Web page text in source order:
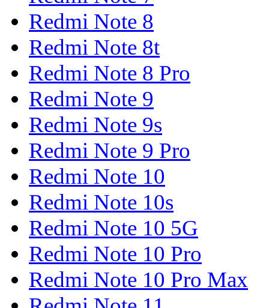
Redmi Note 8
Redmi Note 8t
Redmi Note 8 Pro
Redmi Note 9
Redmi Note 9s
Redmi Note 9 Pro
Redmi Note 10
Redmi Note 10s
Redmi Note 10 5G
Redmi Note 10 Pro
Redmi Note 10 Pro Max